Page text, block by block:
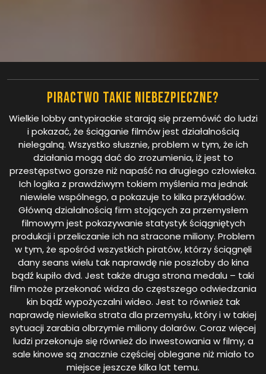
Piractwo takie niebezpieczne?
Wielkie lobby antypirackie starają się przemówić do ludzi
i pokazać, że ściąganie filmów jest działalnością
nielegalną. Wszystko słusznie, problem w tym, że ich
działania mogą dać do zrozumienia, iż jest to
przestępstwo gorsze niż napaść na drugiego człowieka.
Ich logika z prawdziwym tokiem myślenia ma jednak
niewiele wspólnego, a pokazuje to kilka przykładów.
Główną działalnością firm stojących za przemysłem
filmowym jest pokazywanie statystyk ściągniętych
produkcji i przeliczanie ich na stracone miliony. Problem
w tym, że spośród wszystkich piratów, którzy ściągnęli
dany seans wielu tak naprawdę nie poszłoby do kina
bądź kupiło dvd. Jest także druga strona medalu – taki
film może przekonać widza do częstszego odwiedzania
kin bądź wypożyczalni wideo. Jest to również tak
naprawdę niewielka strata dla przemysłu, który i w takiej
sytuacji zarabia olbrzymie miliony dolarów. Coraz więcej
ludzi przekonuje się również do inwestowania w filmy, a
sale kinowe są znacznie częściej oblegane niż miało to
miejsce jeszcze kilka lat temu.